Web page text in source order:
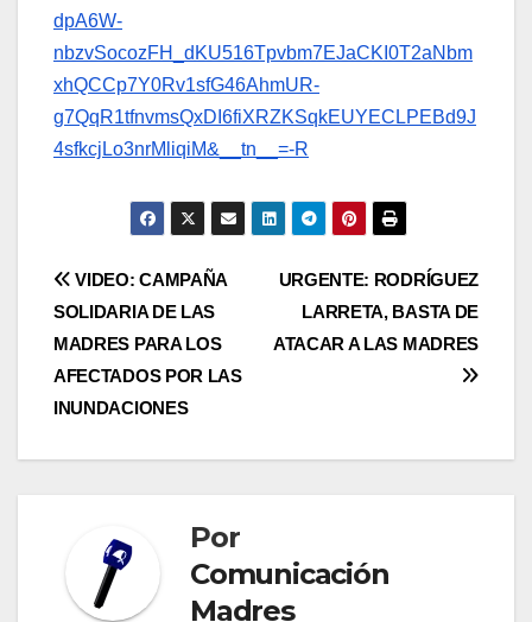
dpA6W-
nbzvSocozFH_dKU516Tpvbm7EJaCKI0T2aNbm
xhQCCp7Y0Rv1sfG46AhmUR-
g7QqR1tfnvmsQxDI6fiXRZKSqkEUYECLPEBd9J
4sfkcjLo3nrMliqiM&__tn__=-R
Navegación
de
entradas
URGENTE: RODRÍGUEZ
LARRETA, BASTA DE
ATACAR A LAS MADRES
VIDEO: CAMPAÑA
SOLIDARIA DE LAS
MADRES PARA LOS
AFECTADOS POR LAS
INUNDACIONES
Por
Comunicación
Madres